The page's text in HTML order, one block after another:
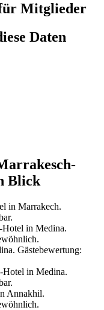
Mitglieder
Daten
Blick
in Marrakech.
in Medina.
Gästebewertung:
in Medina.
Annakhil.